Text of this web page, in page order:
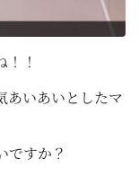
！
あいあいとしたマ
ですか？